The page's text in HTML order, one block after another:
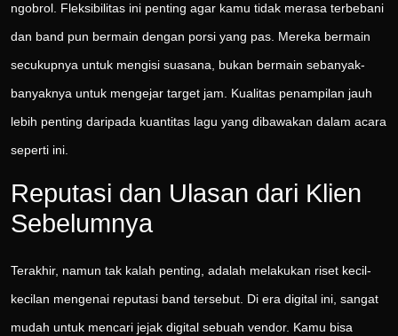
ngobrol. Fleksibilitas ini penting agar kamu tidak merasa terbebani
dan band pun bermain dengan porsi yang pas. Mereka bermain
secukupnya untuk mengisi suasana, bukan bermain sebanyak-
banyaknya untuk mengejar target jam. Kualitas penampilan jauh
lebih penting daripada kuantitas lagu yang dibawakan dalam acara
seperti ini.
Reputasi dan Ulasan dari Klien
Sebelumnya
Terakhir, namun tak kalah penting, adalah melakukan riset kecil-
kecilan mengenai reputasi band tersebut. Di era digital ini, sangat
mudah untuk mencari jejak digital sebuah vendor. Kamu bisa